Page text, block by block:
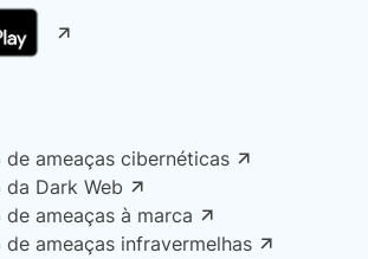
ameaças cibernéticas
Dark Web
ameaças à marca
ameaças infravermelhas